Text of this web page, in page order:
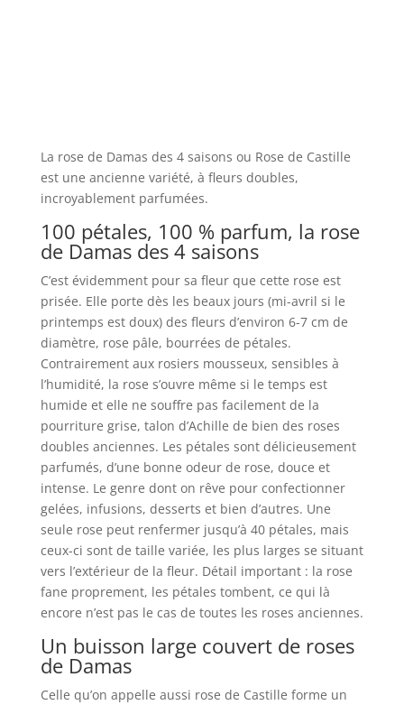
La rose de Damas des 4 saisons ou Rose de Castille
est une ancienne variété, à fleurs doubles,
incroyablement parfumées.
100 pétales, 100 % parfum, la rose
de Damas des 4 saisons
C’est évidemment pour sa fleur que cette rose est
prisée. Elle porte dès les beaux jours (mi-avril si le
printemps est doux) des fleurs d’environ 6-7 cm de
diamètre, rose pâle, bourrées de pétales.
Contrairement aux rosiers mousseux, sensibles à
l’humidité, la rose s’ouvre même si le temps est
humide et elle ne souffre pas facilement de la
pourriture grise, talon d’Achille de bien des roses
doubles anciennes. Les pétales sont délicieusement
parfumés, d’une bonne odeur de rose, douce et
intense. Le genre dont on rêve pour confectionner
gelées, infusions, desserts et bien d’autres. Une
seule rose peut renfermer jusqu’à 40 pétales, mais
ceux-ci sont de taille variée, les plus larges se situant
vers l’extérieur de la fleur. Détail important : la rose
fane proprement, les pétales tombent, ce qui là
encore n’est pas le cas de toutes les roses anciennes.
Un buisson large couvert de roses
de Damas
Celle qu’on appelle aussi rose de Castille forme un